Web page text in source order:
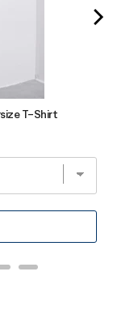
T-Shirt